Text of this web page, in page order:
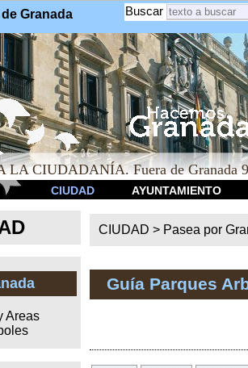
Granada Buscar
LA CIUDADANÍA. Fuera de Granada
CIUDAD AYUNTAMIENTO
Areas
CIUDAD > Pasea por
Guía Parques